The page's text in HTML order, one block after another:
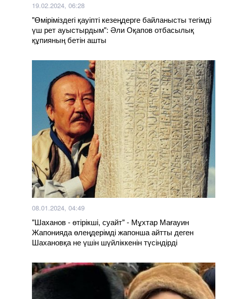
19.02.2024, 06:28
"Өміріміздегі қауіпті кезеңдерге байланысты тегімді
үш рет ауыстырдым": Әли Оқапов отбасылық
құпияның бетін ашты
08.01.2024, 04:49
"Шаханов - өтірікші, суайт" - Мұхтар Мағауин
Жапонияда өлеңдерімді жапонша айтты деген
Шахановқа не үшін шүйліккенін түсіндірді